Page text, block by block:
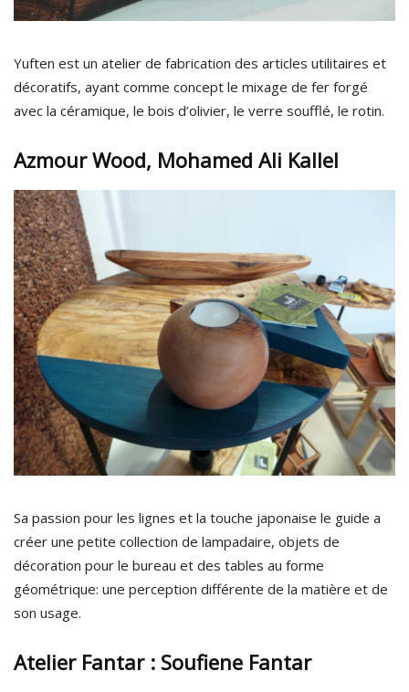
Yuften est un atelier de fabrication des articles utilitaires et
décoratifs, ayant comme concept le mixage de fer forgé
avec la céramique, le bois d’olivier, le verre soufflé, le rotin.
Azmour Wood, Mohamed Ali Kallel
Sa passion pour les lignes et la touche japonaise le guide a
créer une petite collection de lampadaire, objets de
décoration pour le bureau et des tables au forme
géométrique: une perception différente de la matière et de
son usage.
Atelier Fantar : Soufiene Fantar